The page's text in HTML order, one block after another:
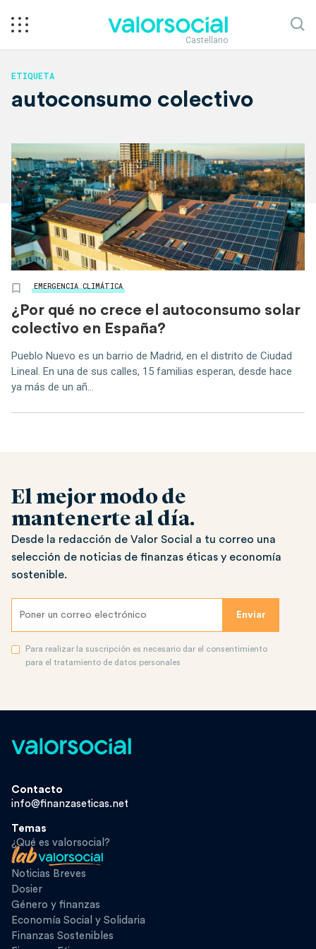
Castellano
ETIQUETA
autoconsumo colectivo
EMERGENCIA CLIMÁTICA
¿Por qué no crece el autoconsumo solar
colectivo en España?
Pueblo Nuevo es un barrio de Madrid, en el distrito de Ciudad
Lineal. En una de sus calles, 15 familias esperan, desde hace
ya más de un añ...
El mejor modo de
mantenerte al día.
Desde la redacción de Valor Social a tu correo una
selección de noticias de finanzas éticas y economía
sostenible.
Para realizar la suscripción es necesario dar el consentimiento
para el tratamiento de datos personales
Contacto
info@finanzaseticas.net
Temas
¿Qué es valorsocial?
Noticias Breves
Dosier
Género y finanzas
Economía Social y Solidaria
Finanzas Sostenibles